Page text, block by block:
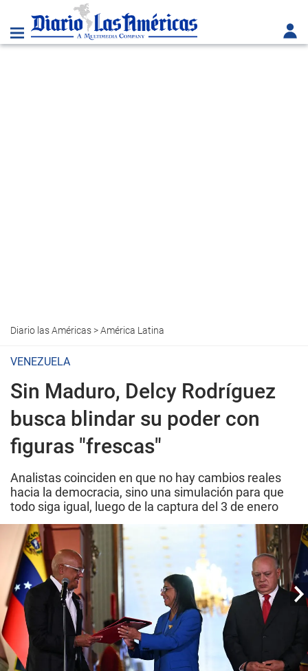
Diario las Américas>América Latina
VENEZUELA
Sin Maduro, Delcy Rodríguez
busca blindar su poder con
figuras "frescas"
Analistas coinciden en que no hay cambios reales
hacia la democracia, sino una simulación para que
todo siga igual, luego de la captura del 3 de enero